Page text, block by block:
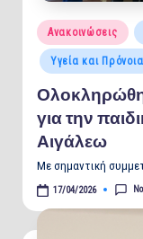
Posted
in
Ανακοινώσεις
Υγεία και Πρόνοια
για την
Αιγάλεω
Με σημαντική
17/04/2026